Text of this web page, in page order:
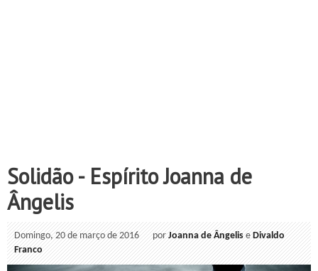
Solidão - Espírito Joanna de
Ângelis
Domingo, 20 de março de 2016 porJoanna de Ângelis eDivaldo
Franco